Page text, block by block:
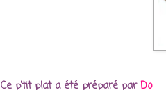
Ce p'tit plat a été préparé parDo